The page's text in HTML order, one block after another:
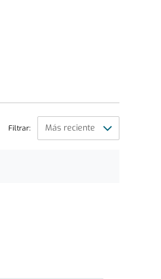
Filtrar: